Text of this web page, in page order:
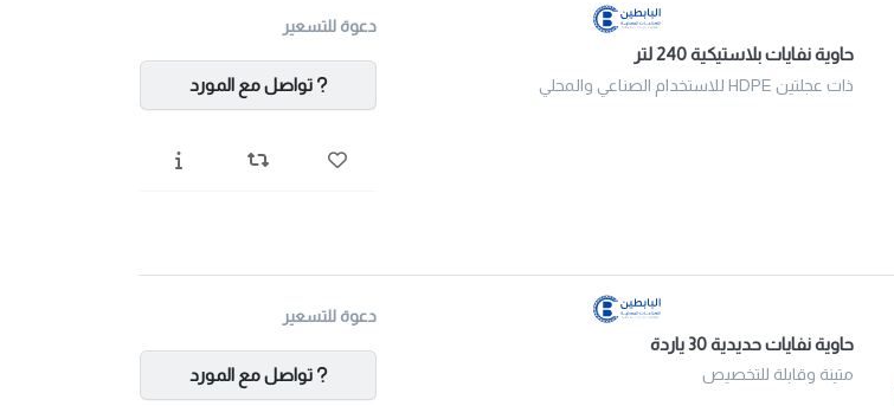
حاوية نفايات بلاستيكية 240 لتر
ذات عجلتين HDPE للاستخدام الصناعي والمحلي
دعوة للتسعير
تواصل مع المورد
حاوية نفايات حديدية 30 ياردة
متينة وقابلة للتخصيص
دعوة للتسعير
تواصل مع المورد